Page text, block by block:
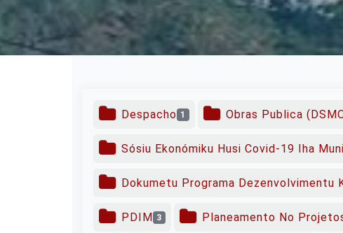
Despacho 1 Obras Publica
Sósiu Ekonómiku Husi Covid-19 Iha
Dokumetu Programa Dezenvolvimentu
PDIM 3 Planeamento No